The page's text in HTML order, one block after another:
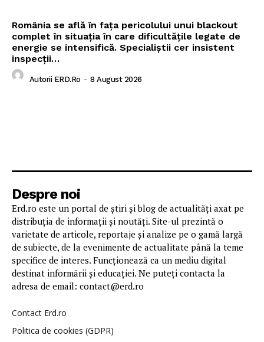
România se află în fața pericolului unui blackout
complet în situația în care dificultățile legate de
energie se intensifică. Specialiștii cer insistent
inspecții…
Autorii ERD.ro - 8 August 2026
Despre noi
Erd.ro este un portal de știri și blog de actualități axat pe
distribuția de informații și noutăți. Site-ul prezintă o
varietate de articole, reportaje și analize pe o gamă largă
de subiecte, de la evenimente de actualitate până la teme
specifice de interes. Funcționează ca un mediu digital
destinat informării și educației. Ne puteți contacta la
adresa de email: contact@erd.ro
Contact Erd.ro
Politica de cookies (GDPR)